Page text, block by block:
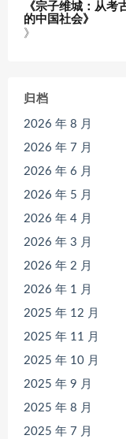
《宗子维城：从
的中国社会》
》
归档
2026 年 8 月
2026 年 7 月
2026 年 6 月
2026 年 5 月
2026 年 4 月
2026 年 3 月
2026 年 2 月
2026 年 1 月
2025 年 12 月
2025 年 11 月
2025 年 10 月
2025 年 9 月
2025 年 8 月
2025 年 7 月